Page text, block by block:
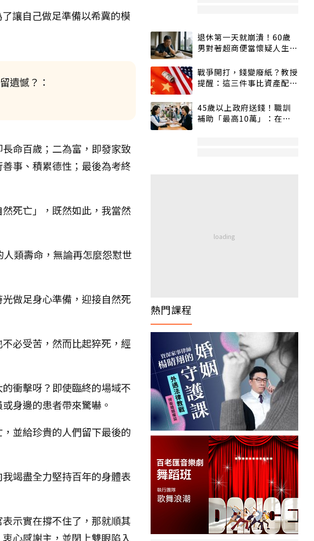
讓自己做足準備以希冀的模
遺憾？：
命百歲；二為富，即發家致
事、積累德性；最後為考終
死亡」，既然如此，我當然
類壽命，無論再怎麼怨懟世
做足身心準備，迎接自然死
必受苦，然而比起猝死，經
衝擊呀？即使臨終的場域不
身邊的患者帶來驚嚇。
並給珍貴的人們留下最後的
竭盡全力堅持百年的身體表
示實在撐不住了，那就順其
心感謝主，並閉上雙眼陷入
退休第一天就崩潰！60歲
男對著超商便當懷疑人生
戰爭開打，錢變廢紙？教授
提醒：這三件事比資產配置
45歲以上政府送錢！職訓
補助「最高10萬」：在
熱門課程